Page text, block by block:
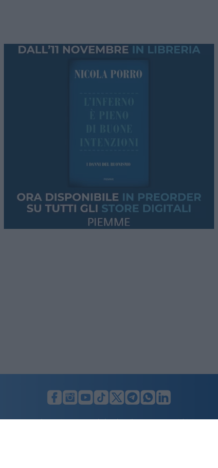
LUNIFIN S.r.l. a socio unico. Sede legale Milano, Largo F. Richini, 2/A,